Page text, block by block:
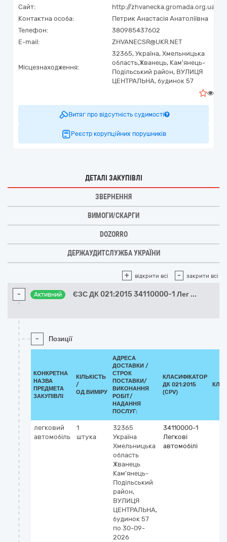
Сайт:
http://zhvanecka.gromada.org.ua/
Контактна особа:
Петрик Анастасія Анатоліївна
Телефон:
380985437602
E-mail:
ZHVANECSR@UKR.NET
Місцезнаходження:
32365, Україна, Хмельницька
область,Жванець, Кам'янець-
Подільський район, ВУЛИЦЯ
ЦЕНТРАЛЬНА, будинок 57
Витяг про відсутність судимості
Реєстр корупційних порушників
ДЕТАЛІ ЗАКУПІВЛІ
ЗВЕРНЕННЯ
ВИМОГИ/СКАРГИ
DOZORRO
ДЕРЖАУДИТСЛУЖБА УКРАЇНИ
+ відкрити всі - закрити всі
- Активний ЄЗС ДК 021:2015 34110000-1 Лег ...
- Позиції
КОНКРЕТНА
НАЗВА
ПРЕДМЕТА
ЗАКУПІВЛІ
КІЛЬКІСТЬ
/
ОД.ВИМІРУ
АДРЕСА
ДОСТАВКИ /
СТРОК
ПОСТАВКИ/
ВИКОНАННЯ
РОБІТ/
НАДАННЯ
ПОСЛУГ:
КЛАСИФІКАТОР
ДК 021:2015
(CPV)
легковий
автомобіль
1
штука
32365
Україна
Хмельницька
область
Жванець
Кам'янець-
Подільський
район,
ВУЛИЦЯ
ЦЕНТРАЛЬНА,
будинок 57
по 30-09-
2026
34110000-1
Легкові
автомобілі